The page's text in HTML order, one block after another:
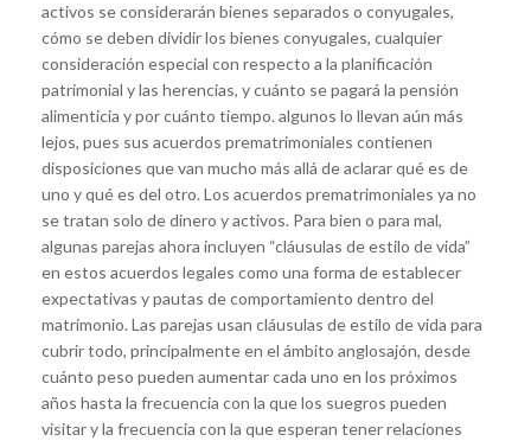
activos se considerarán bienes separados o conyugales,
cómo se deben dividir los bienes conyugales, cualquier
consideración especial con respecto a la planificación
patrimonial y las herencias, y cuánto se pagará la pensión
alimenticia y por cuánto tiempo. algunos lo llevan aún más
lejos, pues sus acuerdos prematrimoniales contienen
disposiciones que van mucho más allá de aclarar qué es de
uno y qué es del otro. Los acuerdos prematrimoniales ya no
se tratan solo de dinero y activos. Para bien o para mal,
algunas parejas ahora incluyen “cláusulas de estilo de vida”
en estos acuerdos legales como una forma de establecer
expectativas y pautas de comportamiento dentro del
matrimonio. Las parejas usan cláusulas de estilo de vida para
cubrir todo, principalmente en el ámbito anglosajón, desde
cuánto peso pueden aumentar cada uno en los próximos
años hasta la frecuencia con la que los suegros pueden
visitar y la frecuencia con la que esperan tener relaciones